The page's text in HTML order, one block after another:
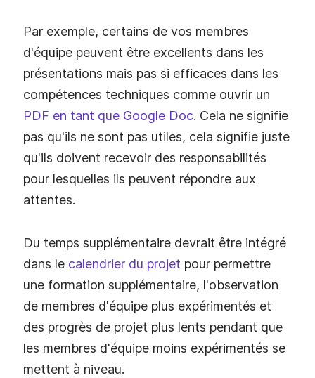
Par exemple, certains de vos membres
d'équipe peuvent être excellents dans les
présentations mais pas si efficaces dans les
compétences techniques comme ouvrir un
PDF en tant que Google Doc. Cela ne signifie
pas qu'ils ne sont pas utiles, cela signifie juste
qu'ils doivent recevoir des responsabilités
pour lesquelles ils peuvent répondre aux
attentes.
Du temps supplémentaire devrait être intégré
dans le calendrier du projet pour permettre
une formation supplémentaire, l'observation
de membres d'équipe plus expérimentés et
des progrès de projet plus lents pendant que
les membres d'équipe moins expérimentés se
mettent à niveau.